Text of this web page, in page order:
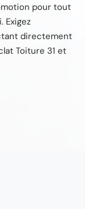
pour tout
Exigez
directement
Toiture 31 et